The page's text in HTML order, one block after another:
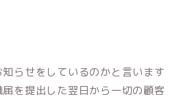
らせをしているのかと言います
を提出した翌日から一切の顧客